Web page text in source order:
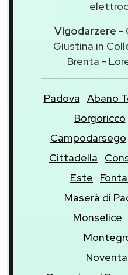
Vigodarzere -
Giustina in
Brenta -
Padova Abano
Borgoricco
Campodarsego
Cittadella
Este
Maserà di
Monselice